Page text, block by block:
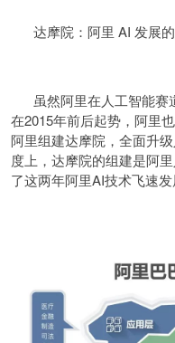
达摩院：阿里 AI 发展
虽然阿里在人工智能赛
在2015年前后起势，阿里
阿里组建达摩院，全面升
度上，达摩院的组建是阿
了这两年阿里AI技术飞速发